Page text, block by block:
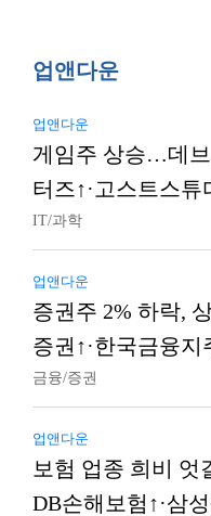
업앤다운
업앤다운
게임주 상승…데
터즈↑·고스트스튜
IT/과학
업앤다운
증권주 2% 하락,
증권↑·한국금융지
금융/증권
업앤다운
보험 업종 희비
DB손해보험↑·삼